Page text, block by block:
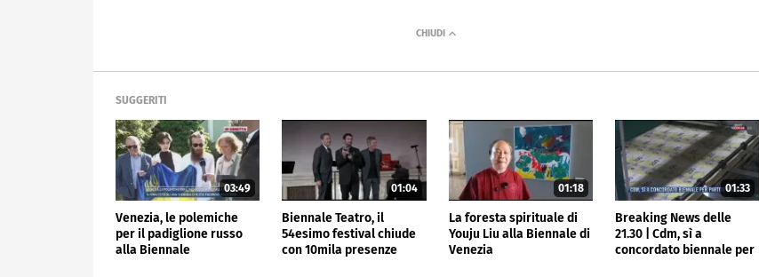
SUGGERITI
03:49
Venezia, le polemiche
per il padiglione russo
alla Biennale
01:04
Biennale Teatro, il
54esimo festival chiude
con 10mila presenze
01:18
La foresta spirituale di
Youju Liu alla Biennale di
Venezia
01:33
Breaking News delle
21.30 | Cdm, sì a
concordato biennale per